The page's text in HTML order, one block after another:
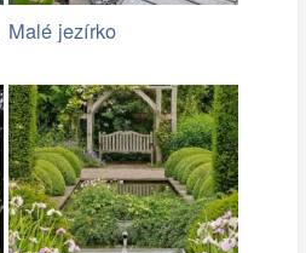
Malé jezírko